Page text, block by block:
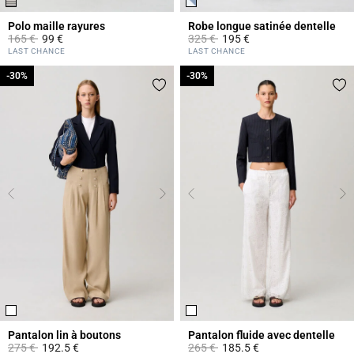
Polo maille rayures
Prix réduit à partir de
165 €à99 €
3,5 out of 5 Customer Rating
LAST CHANCE
Robe longue satinée dentelle
Prix réduit à partir de
325 €à195 €
4,3 out of 5 Customer Rating
LAST CHANCE
Pantalon lin à boutons
Prix réduit à partir de
275 €à
-30%
192.5 €
-30%
Pantalon fluide avec dentelle
Prix réduit à partir de
265 €à
-30%
185.5 €
-30%